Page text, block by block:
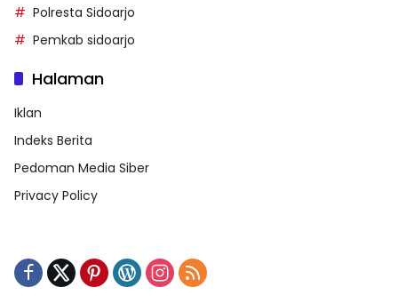
Polresta Sidoarjo
Pemkab sidoarjo
Halaman
Iklan
Indeks Berita
Pedoman Media Siber
Privacy Policy